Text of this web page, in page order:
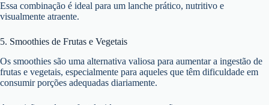
Essa combinação é ideal para um lanche prático, nutritivo e
visualmente atraente.
5. Smoothies de Frutas e Vegetais
Os smoothies são uma alternativa valiosa para aumentar a ingestão de
frutas e vegetais, especialmente para aqueles que têm dificuldade em
consumir porções adequadas diariamente.